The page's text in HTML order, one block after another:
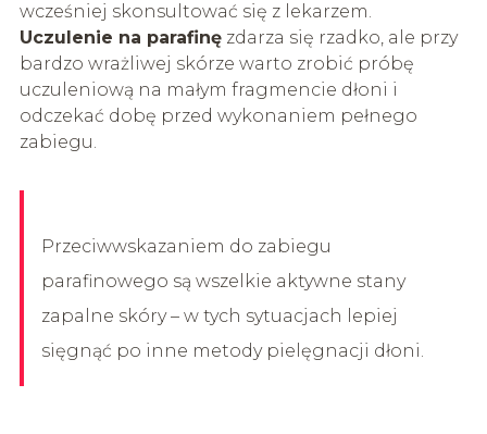
wcześniej skonsultować się z lekarzem.
Uczulenie na parafinęzdarza się rzadko, ale przy
bardzo wrażliwej skórze warto zrobić próbę
uczuleniową na małym fragmencie dłoni i
odczekać dobę przed wykonaniem pełnego
zabiegu.
Przeciwwskazaniem do zabiegu
parafinowego są wszelkie aktywne stany
zapalne skóry – w tych sytuacjach lepiej
sięgnąć po inne metody pielęgnacji dłoni.